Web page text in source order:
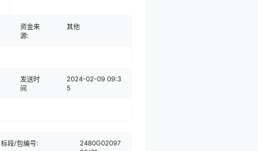
资金来
源:
其他
发送时
间
2024-02-09 09:3
5
标段/包编号:
2480G02097